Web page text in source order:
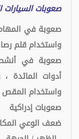
صعوبات السيارات
صعوبة في
واستخدام قلم
صعوبة في
أدوات المائدة
واستخدام المقص ،
صعوبات إدراكية
ضعف الوعي